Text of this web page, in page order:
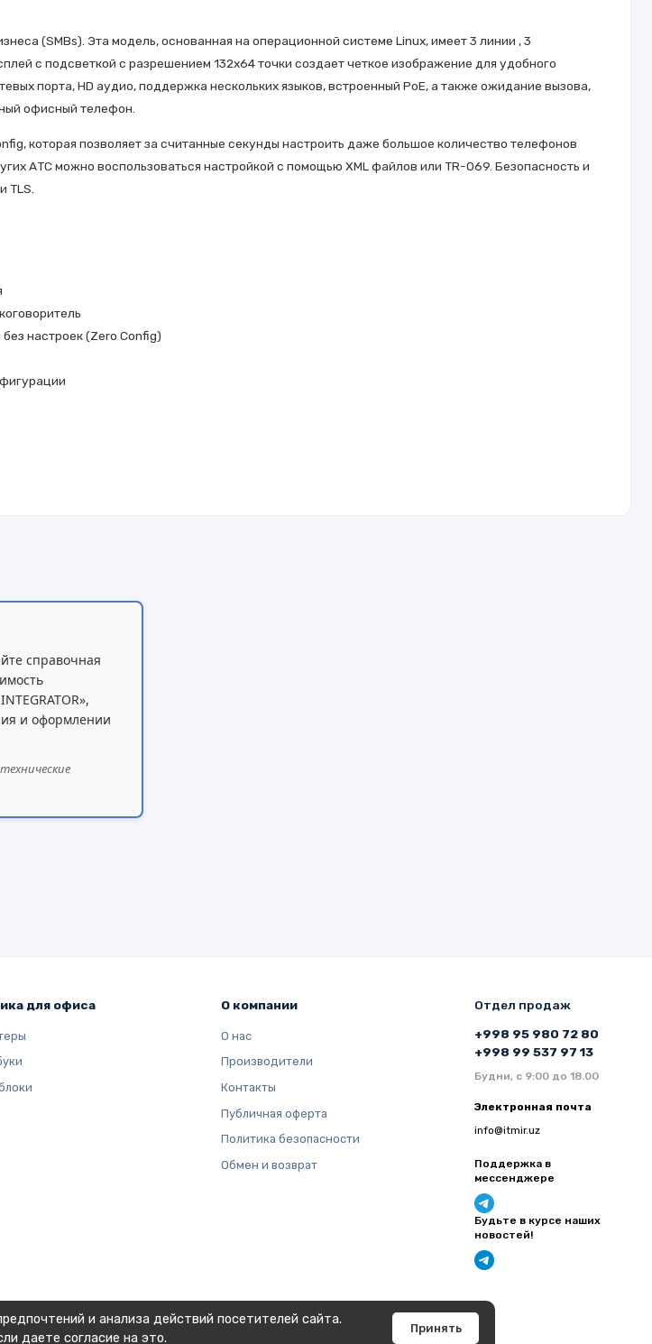
(SMBs). Эта модель, основанная на операционной системе Linux, имеет 3 линии , 3
с подсветкой с разрешением 132x64 точки создает четкое изображение для удобного
порта, HD аудио, поддержка нескольких языков, встроенный PoE, а также ожидание вызова,
офисный телефон.
которая позволяет за считанные секунды настроить даже большое количество телефонов
АТС можно воспользоваться настройкой с помощью XML файлов или TR-069. Безопасность и
TLS.
настроек (Zero Config)
справочная
и оформлении
и анализа действий посетителей сайта.
даете согласие на это.
Принять
для офиса О компании
О нас
Производители
Контакты
Публичная оферта
Политика безопасности
Обмен и возврат
Отдел продаж
+998 95 980 72 80
+998 99 537 97 13
Будни, с 9:00 до 18.00
Электронная почта
info@itmir.uz
Поддержка в
мессенджере
Будьте в курсе наших
новостей!